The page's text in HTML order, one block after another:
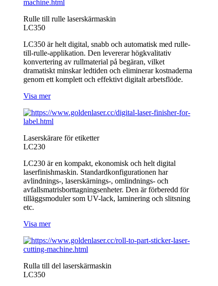
Rulle till rulle laserskärmaskin
LC350
LC350 är helt digital, snabb och automatisk med rulle-
till-rulle-applikation. Den levererar högkvalitativ
konvertering av rullmaterial på begäran, vilket
dramatiskt minskar ledtiden och eliminerar kostnaderna
genom ett komplett och effektivt digitalt arbetsflöde.
Visa mer
Laserskärare för etiketter
LC230
LC230 är en kompakt, ekonomisk och helt digital
laserfinishmaskin. Standardkonfigurationen har
avlindnings-, laserskärnings-, omlindnings- och
avfallsmatrisborttagningsenheter. Den är förberedd för
tilläggsmoduler som UV-lack, laminering och slitsning
etc.
Visa mer
Rulla till del laserskärmaskin
LC350